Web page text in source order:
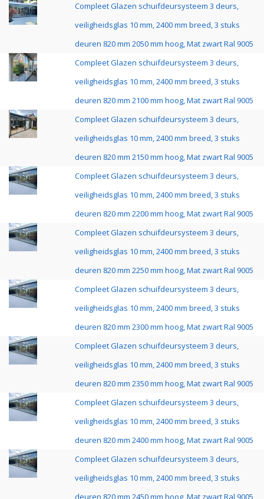
Compleet Glazen schuifdeursysteem 3 deurs,
veiligheidsglas 10 mm, 2400 mm breed, 3 stuks
deuren 820 mm 2050 mm hoog, Mat zwart Ral 9005
Compleet Glazen schuifdeursysteem 3 deurs,
veiligheidsglas 10 mm, 2400 mm breed, 3 stuks
deuren 820 mm 2100 mm hoog, Mat zwart Ral 9005
Compleet Glazen schuifdeursysteem 3 deurs,
veiligheidsglas 10 mm, 2400 mm breed, 3 stuks
deuren 820 mm 2150 mm hoog, Mat zwart Ral 9005
Compleet Glazen schuifdeursysteem 3 deurs,
veiligheidsglas 10 mm, 2400 mm breed, 3 stuks
deuren 820 mm 2200 mm hoog, Mat zwart Ral 9005
Compleet Glazen schuifdeursysteem 3 deurs,
veiligheidsglas 10 mm, 2400 mm breed, 3 stuks
deuren 820 mm 2250 mm hoog, Mat zwart Ral 9005
Compleet Glazen schuifdeursysteem 3 deurs,
veiligheidsglas 10 mm, 2400 mm breed, 3 stuks
deuren 820 mm 2300 mm hoog, Mat zwart Ral 9005
Compleet Glazen schuifdeursysteem 3 deurs,
veiligheidsglas 10 mm, 2400 mm breed, 3 stuks
deuren 820 mm 2350 mm hoog, Mat zwart Ral 9005
Compleet Glazen schuifdeursysteem 3 deurs,
veiligheidsglas 10 mm, 2400 mm breed, 3 stuks
deuren 820 mm 2400 mm hoog, Mat zwart Ral 9005
Compleet Glazen schuifdeursysteem 3 deurs,
veiligheidsglas 10 mm, 2400 mm breed, 3 stuks
deuren 820 mm 2450 mm hoog, Mat zwart Ral 9005